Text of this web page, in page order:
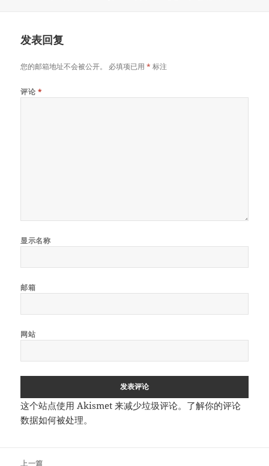
发表回复
您的邮箱地址不会被公开。 必填项已用* 标注
评论 *
显示名称
邮箱
网站
这个站点使用 Akismet 来减少垃圾评论。 了解你的评论
数据如何被处理。
上一篇